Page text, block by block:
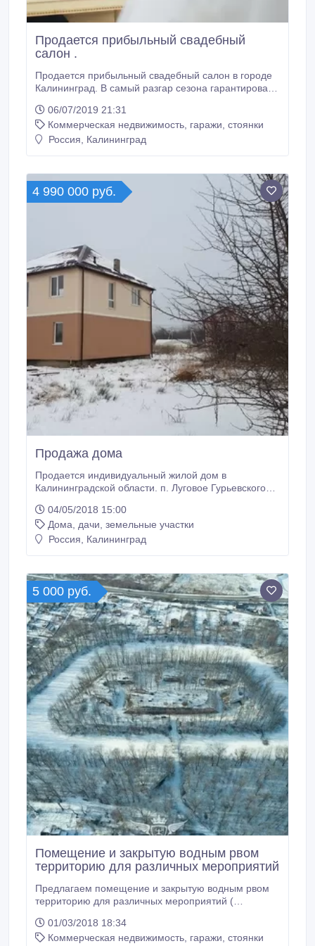
Продается прибыльный свадебный
салон .
Продается прибыльный свадебный салон в городе
Калининград. В самый разгар сезона гарантирован
лайн поддержка продавца в течении трех месяцев,
опыт в управлении салоном дистанционно.Все
подробности об объекте на сайте по ссылке
06/07/2019 21:31
Коммерческая недвижимость, гаражи, стоянки
Россия, Калининград
4 990 000 руб.
Продажа дома
Продается индивидуальный жилой дом в
Калининградской области. п. Луговое Гурьевского
Общая площадь 196 м.кв. (2 полноценных этажа) +
95 м.кв. (мансардный этаж) на участке 10 соток. Все
коммуникации : свет , газ на участке. 2016 года
соседним участком (12 соток земли).
04/05/2018 15:00
Дома, дачи, земельные участки
Россия, Калининград
5 000 руб.
Помещение и закрытую водным рвом
территорию для различных мероприятий
Предлагаем помещение и закрытую водным рвом
территорию для различных мероприятий (
-корпоративы- концерты - театральные выступления
) на форт5А Лендорф -в главном здании банкетный
01/03/2018 18:34
Коммерческая недвижимость, гаражи, стоянки